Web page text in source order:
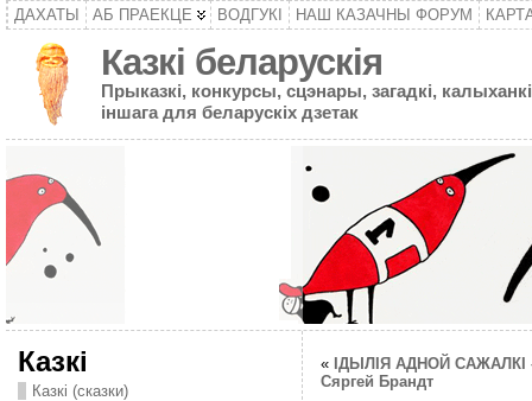
ДАХАТЫ АБ ПРАЕКЦЕ ВОДГУКІ НАШ КАЗАЧНЫ ФОРУМ
Казкі беларускія
Прыказкі, конкурсы, сцэнары, загадкі,
іншага для беларускіх дзетак
Казкі
Казкі (сказки)
« IДЫЛIЯ АДНОЙ САЖАЛКI
Сяргей Брандт